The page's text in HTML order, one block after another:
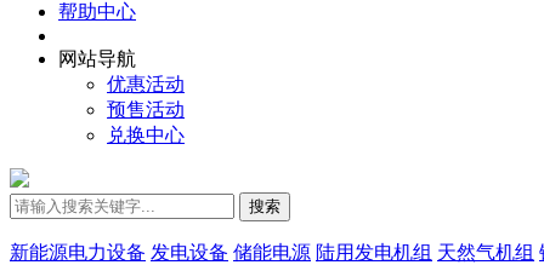
帮助中心
网站导航
优惠活动
预售活动
兑换中心
搜索
新能源电力设备 发电设备 储能电源 陆用发电机组 天然气机组